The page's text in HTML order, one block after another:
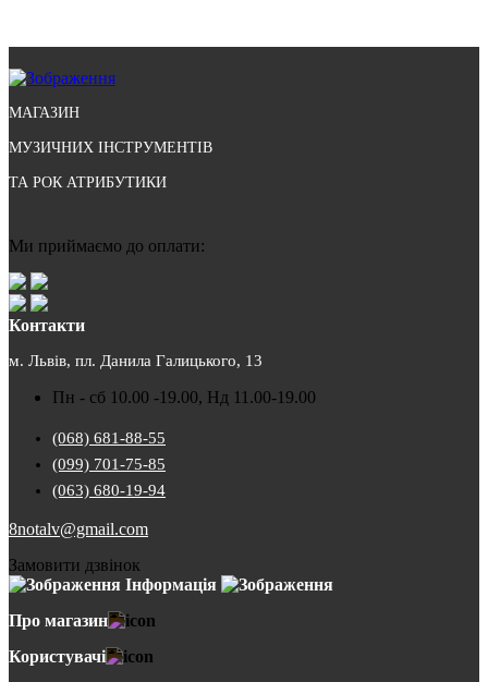
МАГАЗИН
МУЗИЧНИХ ІНСТРУМЕНТІВ
ТА РОК АТРИБУТИКИ
Ми приймаємо до оплати:
Контакти
м. Львів, пл. Данила Галицького, 13
Пн - сб 10.00 -19.00, Нд 11.00-19.00
(068) 681-88-55
(099) 701-75-85
(063) 680-19-94
8notalv@gmail.com
Замовити дзвінок
Інформація
Про магазин
Користувачі